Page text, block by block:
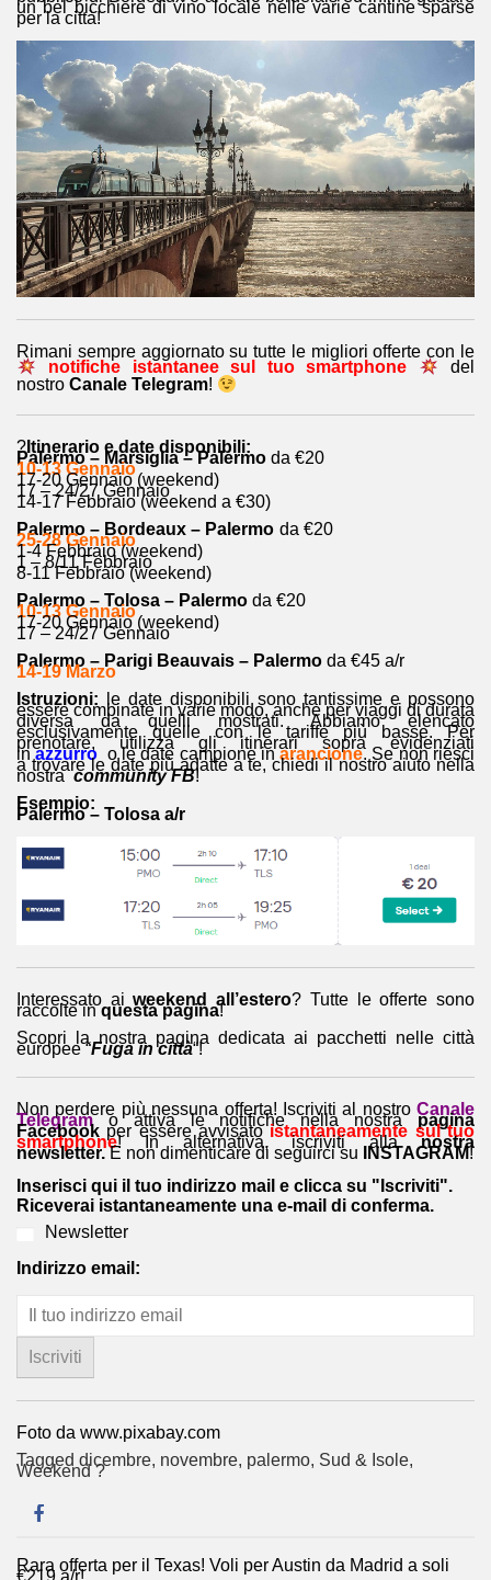
un bel bicchiere di vino locale nelle varie cantine sparse
per la città!
Rimani sempre aggiornato su tutte le migliori offerte con le
notifiche istantanee sul tuo smartphone
del
nostro Canale Telegram!
? Itinerario e date disponibili:
Palermo – Marsiglia – Palermo da €20
10-13 Gennaio
17-20 Gennaio (weekend)
17 – 24/27 Gennaio
14-17 Febbraio (weekend a €30)
Palermo – Bordeaux – Palermo da €20
25-28 Gennaio
1-4 Febbraio (weekend)
1 – 8/11 Febbraio
8-11 Febbraio (weekend)
Palermo – Tolosa – Palermo da €20
10-13 Gennaio
17-20 Gennaio (weekend)
17 – 24/27 Gennaio
Palermo – Parigi Beauvais – Palermo da €45 a/r
14-19 Marzo
Istruzioni: le date disponibili sono tantissime e possono
essere combinate in varie modo, anche per viaggi di durata
diversa da quelli mostrati. Abbiamo elencato
esclusivamente quelle con le tariffe più basse. Per
prenotare, utilizza gli itinerari sopra evidenziati
in azzurro o le date campione in arancione. Se non riesci
a trovare le date più adatte a te, chiedi il nostro aiuto nella
nostracommunity FB!
Esempio:
Palermo – Tolosa a/r
Interessato aiweekend all’estero? Tutte le offerte sono
raccolte inquesta pagina!
Scopri la nostra pagina dedicata ai pacchetti nelle città
europee “Fuga in città“!
Non perdere più nessuna offerta! Iscriviti al nostro Canale
Telegramo attiva le notifiche nella nostrapagina
Facebook per essere avvisatoistantaneamente sul tuo
smartphone! In alternativa, iscriviti allanostra
newsletter.E non dimenticare di seguirci su INSTAGRAM!
Inserisci qui il tuo indirizzo mail e clicca su "Iscriviti".
Riceverai istantaneamente una e-mail di conferma.
Newsletter
Indirizzo email:
Foto da www.pixabay.com
Tagged dicembre, novembre, palermo, Sud & Isole,
Weekend ?
Navigazione
Rara offerta per il Texas! Voli per Austin da Madrid a soli